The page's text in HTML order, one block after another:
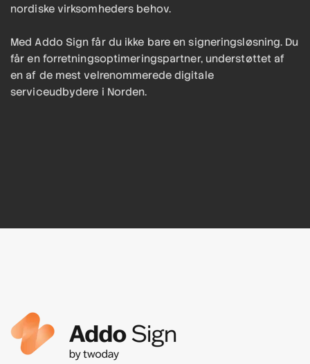
nordiske virksomheders behov.
Med Addo Sign får du ikke bare en signeringsløsning. Du
får en forretningsoptimeringspartner, understøttet af
en af de mest velrenommerede digitale
serviceudbydere i Norden.